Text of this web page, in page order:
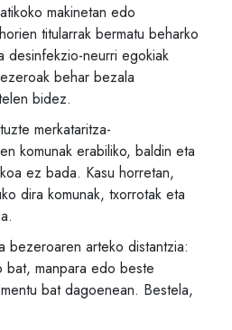
makinetan edo
titularrak bermatu beharko
desinfekzio-neurri egokiak
behar bezala
bidez.
merkataritza-
komunak erabiliko, baldin eta
ez bada. Kasu horretan,
dira komunak, txorrotak eta
bezeroaren arteko distantzia:
bat, manpara edo beste
bat dagoenean. Bestela,